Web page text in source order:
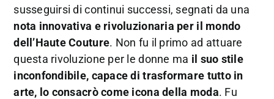
susseguirsi di continui successi, segnati da una
nota innovativa e rivoluzionaria per il mondo
dell’Haute Couture. Non fu il primo ad attuare
questa rivoluzione per le donne ma il suo stile
inconfondibile, capace di trasformare tutto in
arte, lo consacrò come icona della moda. Fu